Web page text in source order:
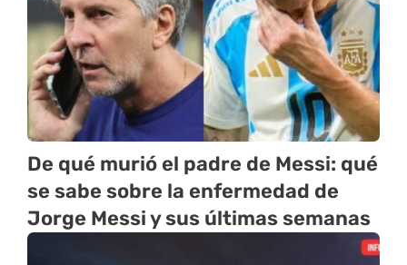
De qué murió el padre de Messi: qué
se sabe sobre la enfermedad de
Jorge Messi y sus últimas semanas